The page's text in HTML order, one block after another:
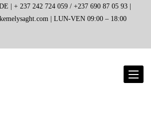
| + 237 242 724 059 / +237 690 87 05 93 |
| LUN-VEN 09:00 – 18:00